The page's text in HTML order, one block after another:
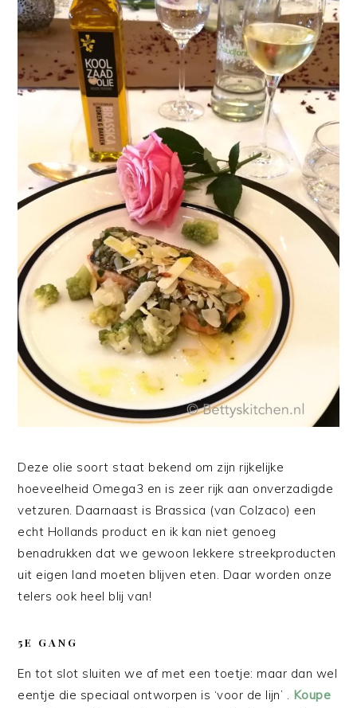
Deze olie soort staat bekend om zijn rijkelijke
hoeveelheid Omega3 en is zeer rijk aan onverzadigde
vetzuren. Daarnaast is Brassica (van Colzaco) een
echt Hollands product en ik kan niet genoeg
benadrukken dat we gewoon lekkere streekproducten
uit eigen land moeten blijven eten. Daar worden onze
telers ook heel blij van!
5E GANG
En tot slot sluiten we af met een toetje: maar dan wel
eentje die speciaal ontworpen is ‘voor de lijn’ . Koupe